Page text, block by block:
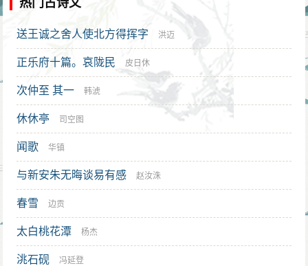
热门古诗文
送王诚之舍人使北方得挥字 洪迈
正乐府十篇。哀陇民 皮日休
次仲至 其一 韩淲
休休亭 司空图
闻歌 华镇
与新安朱无晦谈易有感 赵汝洙
春雪 边贡
太白桃花潭 杨杰
洮石砚 冯延登